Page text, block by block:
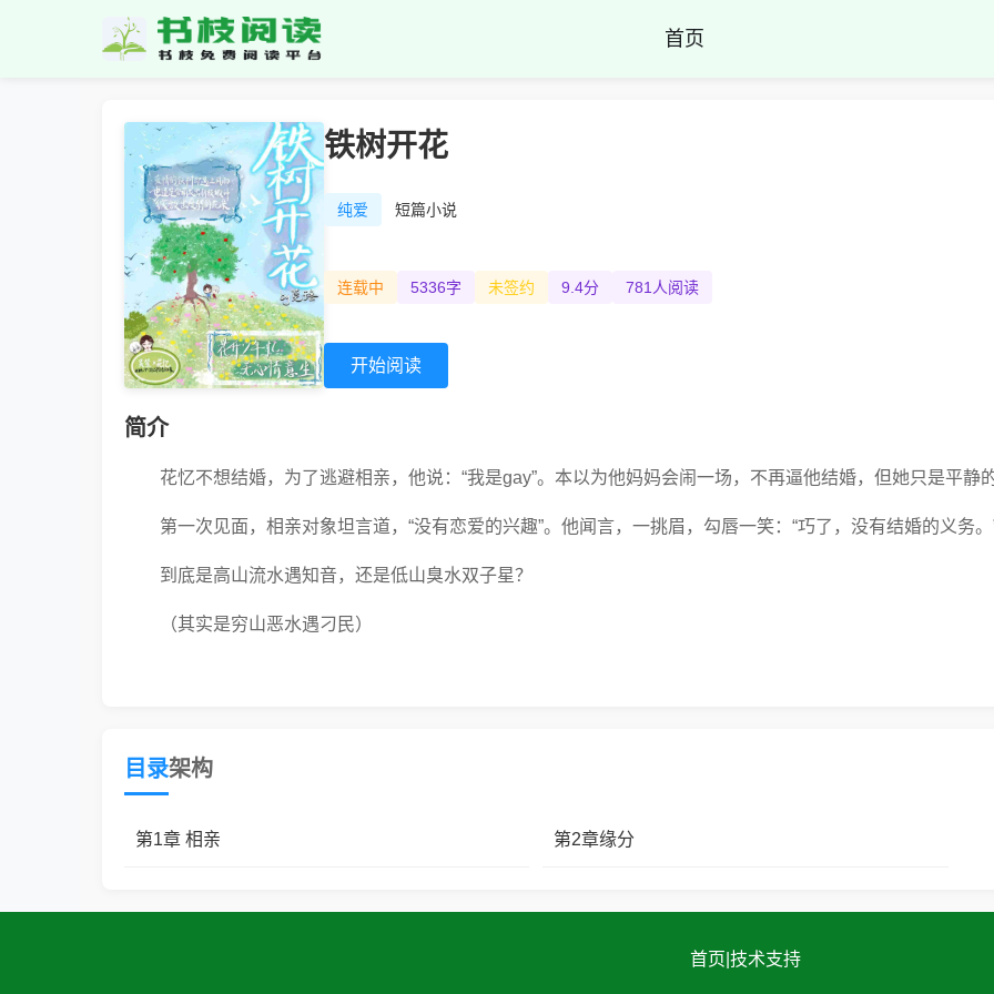
首页
铁树开花
纯爱 短篇小说
连载中 5336字 未签约 9.4分 781人阅读
开始阅读
简介
花忆不想结婚，为了逃避相亲，他说：“我是gay”。本以为他妈妈会闹一场，不再逼他结婚，但她只是平
第一次见面，相亲对象坦言道，“没有恋爱的兴趣”。他闻言，一挑眉，勾唇一笑：“巧了，没有结婚的义务。
到底是高山流水遇知音，还是低山臭水双子星？
（其实是穷山恶水遇刁民）
一个开窍了但不说话，一个会说话但不开窍
/排雷/
目录架构
第1章 相亲 第2章缘分
首页 技术支持